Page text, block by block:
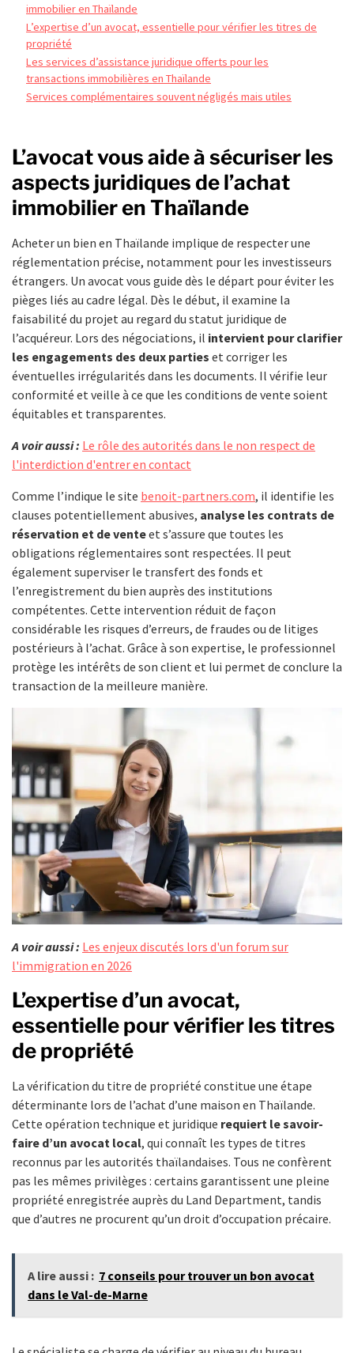
immobilier en Thaïlande
L’expertise d’un avocat, essentielle pour vérifier les titres de
propriété
Les services d’assistance juridique offerts pour les
transactions immobilières en Thaïlande
Services complémentaires souvent négligés mais utiles
L’avocat vous aide à sécuriser les
aspects juridiques de l’achat
immobilier en Thaïlande
Acheter un bien en Thaïlande implique de respecter une
réglementation précise, notamment pour les investisseurs
étrangers. Un avocat vous guide dès le départ pour éviter les
pièges liés au cadre légal. Dès le début, il examine la
faisabilité du projet au regard du statut juridique de
l’acquéreur. Lors des négociations, il intervient pour clarifier
les engagements des deux parties et corriger les
éventuelles irrégularités dans les documents. Il vérifie leur
conformité et veille à ce que les conditions de vente soient
équitables et transparentes.
A voir aussi : Le rôle des autorités dans le non respect de
l'interdiction d'entrer en contact
Comme l’indique le site benoit-partners.com, il identifie les
clauses potentiellement abusives, analyse les contrats de
réservation et de venteet s’assure que toutes les
obligations réglementaires sont respectées. Il peut
également superviser le transfert des fonds et
l’enregistrement du bien auprès des institutions
compétentes. Cette intervention réduit de façon
considérable les risques d’erreurs, de fraudes ou de litiges
postérieurs à l’achat. Grâce à son expertise, le professionnel
protège les intérêts de son client et lui permet de conclure la
transaction de la meilleure manière.
A voir aussi : Les enjeux discutés lors d'un forum sur
l'immigration en 2026
L’expertise d’un avocat,
essentielle pour vérifier les titres
de propriété
La vérification du titre de propriété constitue une étape
déterminante lors de l’achat d’une maison en Thaïlande.
Cette opération technique et juridique requiert le savoir-
faire d’un avocat local, qui connaît les types de titres
reconnus par les autorités thaïlandaises. Tous ne confèrent
pas les mêmes privilèges : certains garantissent une pleine
propriété enregistrée auprès du Land Department, tandis
que d’autres ne procurent qu’un droit d’occupation précaire.
A lire aussi : 7 conseils pour trouver un bon avocat
dans le Val-de-Marne